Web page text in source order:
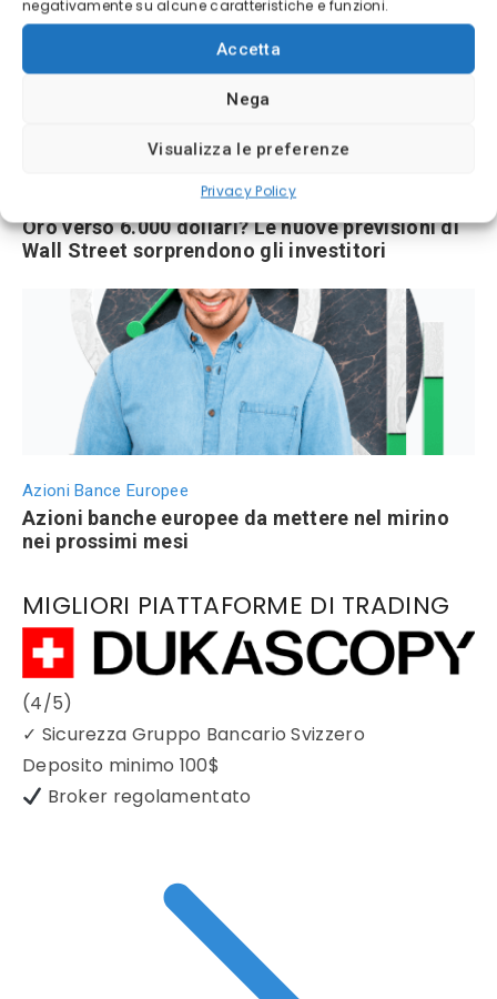
negativamente su alcune caratteristiche e funzioni.
Accetta
Nega
Visualizza le preferenze
Privacy Policy
Oro verso 6.000 dollari? Le nuove previsioni di
Wall Street sorprendono gli investitori
Azioni Bance Europee
Azioni banche europee da mettere nel mirino
nei prossimi mesi
MIGLIORI PIATTAFORME DI TRADING
(4/5)
✓ Sicurezza Gruppo Bancario Svizzero
Deposito minimo 100$
Broker regolamentato